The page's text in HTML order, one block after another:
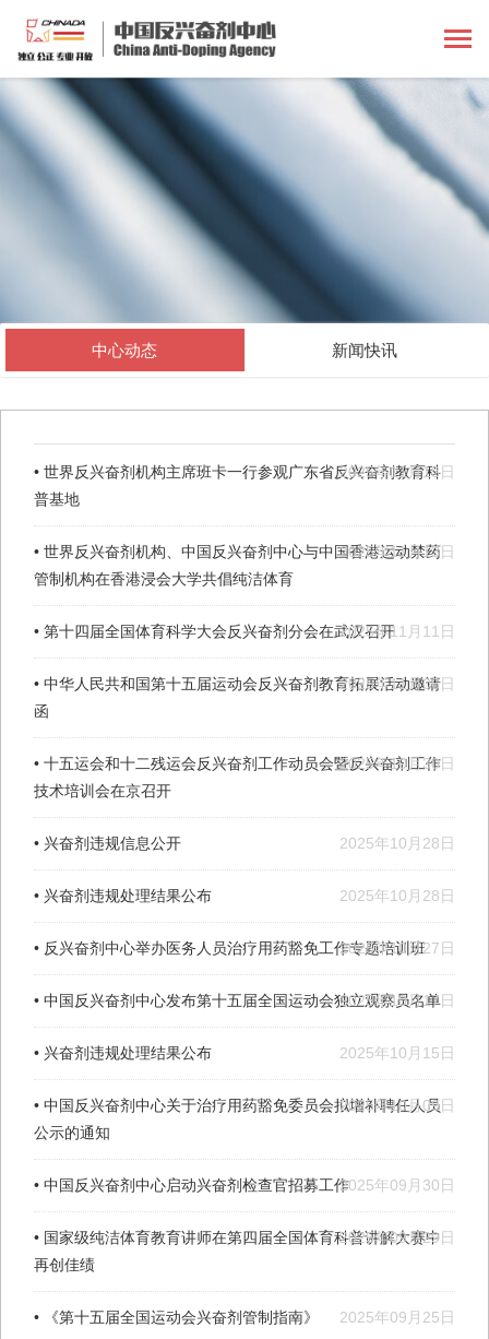
中心动态 新闻快讯
• 世界反兴奋剂机构主席班卡一行参观广东省反兴奋剂教育科
普基地
2025年11月13日
• 世界反兴奋剂机构、中国反兴奋剂中心与中国香港运动禁药
管制机构在香港浸会大学共倡纯洁体育
2025年11月13日
• 第十四届全国体育科学大会反兴奋剂分会在武汉召开2025年11月11日
• 中华人民共和国第十五届运动会反兴奋剂教育拓展活动邀请
函
2025年11月06日
• 十五运会和十二残运会反兴奋剂工作动员会暨反兴奋剂工作
技术培训会在京召开
2025年10月30日
• 兴奋剂违规信息公开 2025年10月28日
• 兴奋剂违规处理结果公布 2025年10月28日
• 反兴奋剂中心举办医务人员治疗用药豁免工作专题培训班
2025年10月27日
• 中国反兴奋剂中心发布第十五届全国运动会独立观察员名单
2025年10月17日
• 兴奋剂违规处理结果公布 2025年10月15日
• 中国反兴奋剂中心关于治疗用药豁免委员会拟增补聘任人员
公示的通知
2025年10月09日
• 中国反兴奋剂中心启动兴奋剂检查官招募工作2025年09月30日
• 国家级纯洁体育教育讲师在第四届全国体育科普讲解大赛中
再创佳绩
2025年09月29日
• 《第十五届全国运动会兴奋剂管制指南》 2025年09月25日